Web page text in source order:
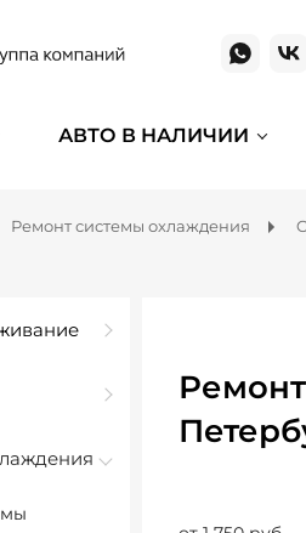
АВТО В НАЛИЧИИ
Ремонт системы охлаждения